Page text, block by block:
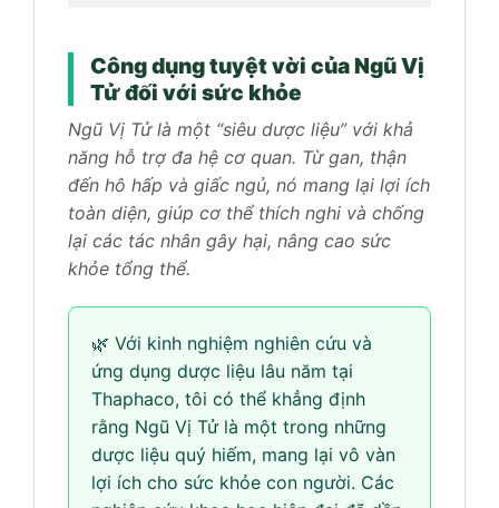
Công dụng tuyệt vời của Ngũ Vị
Tử đối với sức khỏe
Ngũ Vị Tử là một “siêu dược liệu” với khả
năng hỗ trợ đa hệ cơ quan. Từ gan, thận
đến hô hấp và giấc ngủ, nó mang lại lợi ích
toàn diện, giúp cơ thể thích nghi và chống
lại các tác nhân gây hại, nâng cao sức
khỏe tổng thể.
🌿 Với kinh nghiệm nghiên cứu và
ứng dụng dược liệu lâu năm tại
Thaphaco, tôi có thể khẳng định
rằng Ngũ Vị Tử là một trong những
dược liệu quý hiếm, mang lại vô vàn
lợi ích cho sức khỏe con người. Các